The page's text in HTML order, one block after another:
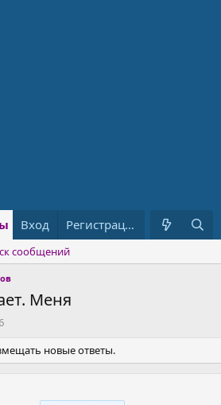
Что нового? Статьи
Вход Регистрация
сообщений
Меня
новые ответы.